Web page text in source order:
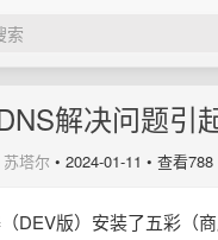
解决问题引
苏塔尔 • 2024-01-11 • 查看788
DEV版）安装了五彩（